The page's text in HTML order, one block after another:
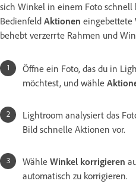
sich Winkel in einem Foto schnell
Bedienfeld Aktionen eingebettete
behebt verzerrte Rahmen und
Öffne ein Foto, das du in
möchtest, und wähle
Lightroom analysiert das
Bild schnelle Aktionen vor.
Wähle Winkel korrigieren
automatisch zu korrigieren.